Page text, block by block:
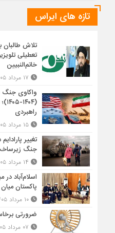
تازه های ایراس
تلاش
تعطیلی
خاتم‌النبیین
واکاوی جنگ
راهبردی
۱۵ مرداد ۱۴۰۵ - ۱۴:۲۰
تغییر
جنگ
اسلام‌آباد
پاکستان
۱۰ مرداد ۱۴۰۵ - ۱۱:۵۴
ضرورتی